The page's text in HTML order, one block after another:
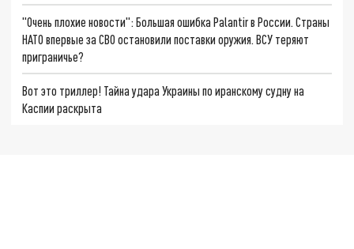
"Очень плохие новости": Большая ошибка Palantir в России. Страны
НАТО впервые за СВО остановили поставки оружия. ВСУ теряют
приграничье?
Вот это триллер! Тайна удара Украины по иранскому судну на
Каспии раскрыта